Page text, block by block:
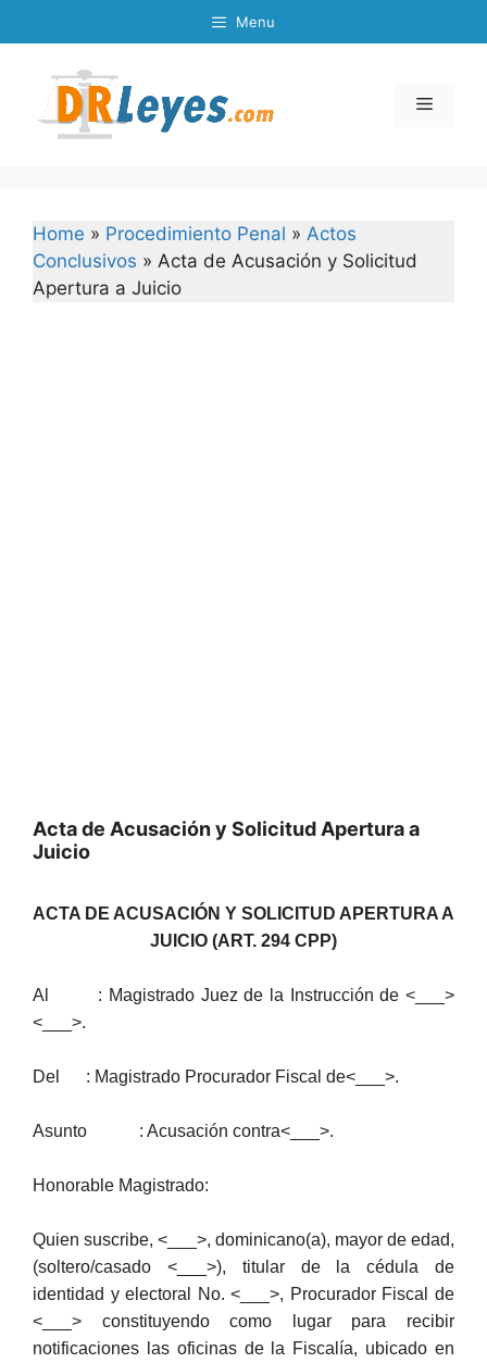
to
Menu
Menu
Home » Procedimiento Penal » Actos
Conclusivos » Acta de Acusación y Solicitud
Apertura a Juicio
Acta de Acusación y Solicitud Apertura a
Juicio
ACTA DE ACUSACIÓN Y SOLICITUD APERTURA A
JUICIO (ART. 294 CPP)
Al : Magistrado Juez de la Instrucción de <___>
<___>.
Del : Magistrado Procurador Fiscal de<___>.
Asunto : Acusación contra<___>.
Honorable Magistrado:
Quien suscribe, <___>, dominicano(a), mayor de edad,
(soltero/casado <___>), titular de la cédula de
identidad y electoral No. <___>, Procurador Fiscal de
<___> constituyendo como lugar para recibir
notificaciones las oficinas de la Fiscalía, ubicado en